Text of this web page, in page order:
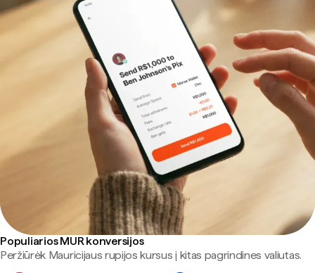
Populiarios MUR konversijos
Peržiūrėk Mauricijaus rupijos kursus į kitas pagrindines valiutas.